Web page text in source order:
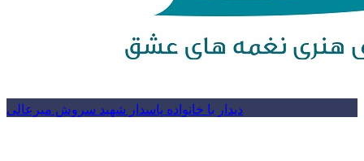
دیدار با خانواده پاسدار شهید سروش میرعالی